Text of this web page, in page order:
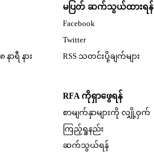
နာရီ နား
မပြတ် ဆက်သွယ်ထားရန်
Facebook
Twitter
RSS သတင်းပို့ချက်များ
RFA ကိုရှာဖွေရန်
စာမျက်နှာများကို လျှို့ဝှက်
ကြည့်ရှုနည်း
ဆက်သွယ်ရန်